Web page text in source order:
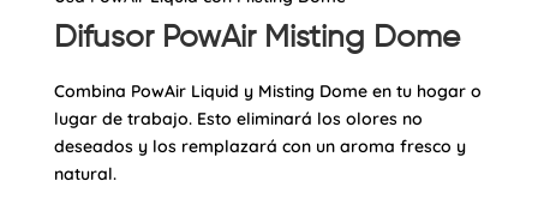
Difusor PowAir Misting Dome
Combina PowAir Liquid y Misting Dome en tu hogar o
lugar de trabajo. Esto eliminará los olores no
deseados y los remplazará con un aroma fresco y
natural.